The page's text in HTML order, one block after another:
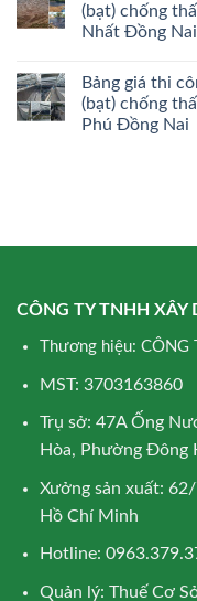
(bạt) chống
Nhất Đồng Nai
Bảng giá thi
(bạt) chống
Phú Đồng Nai
CÔNG TY TNHH
Thương hiệu: CÔNG
MST: 3703163860
Trụ sở: 47A Ống
Hòa, Phường Đông
Xưởng sản xuất:
Hồ Chí Minh
Hotline:
Quản lý: Thuế Cơ